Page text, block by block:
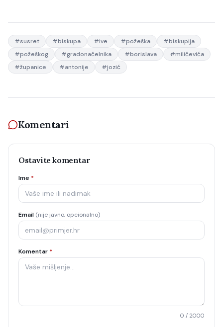
#susret #biskupa #ive #požeška #biskupija
#požeškog #gradonačelnika #borislava #miličevića
#županice #antonije #jozić
Komentari
Ostavite komentar
Ime *
Email (nije javno, opcionalno)
Komentar *
0 / 2000